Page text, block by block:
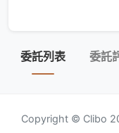
委託列表 委託
Copyright © Clibo